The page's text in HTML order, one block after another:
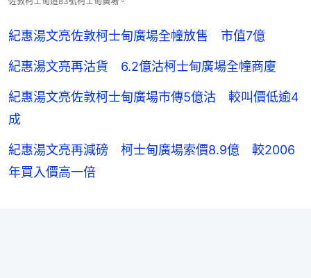
紀惠湯文亮佐敦柯士甸廣場全幢放售 市值7億
紀惠湯文亮再沽貨 6.2億沽柯士甸廣場全幢商廈
紀惠湯文亮佐敦柯士甸廣場市傳5億沽 較叫價低逾4
成
紀惠湯文亮再減磅 柯士甸廣場索價8.9億 較2006
年買入價高一倍